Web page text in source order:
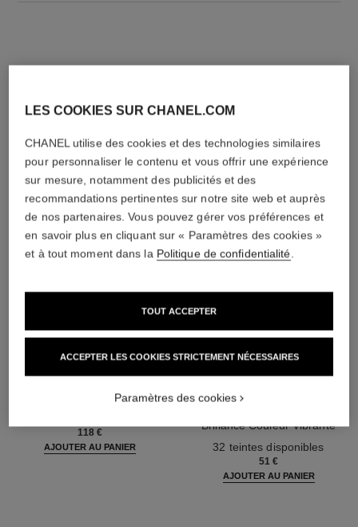
gabrielle chanel
Réf. 120820
118 €
AJOUTER AU PANIER
Brillance Couleur Vibrante
32 teintes disponibles
51 €
AJOUTER AU PANIER
LES COOKIES SUR CHANEL.COM
CHANEL utilise des cookies et des technologies similaires
pour personnaliser le contenu et vous offrir une expérience
sur mesure, notamment des publicités et des
recommandations pertinentes sur notre site web et auprès
de nos partenaires. Vous pouvez gérer vos préférences et
en savoir plus en cliquant sur « Paramètres des cookies »
et à tout moment dans la Politique de confidentialité.
ACCEPTER LES COOKIES STRICTEMENT NÉCESSAIRES
TOUT ACCEPTER
Paramètres des cookies